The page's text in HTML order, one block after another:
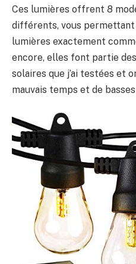
Ces lumières offrent 8
différents, vous permettant
lumières exactement
encore, elles font partie
solaires que j’ai testées et
mauvais temps et de